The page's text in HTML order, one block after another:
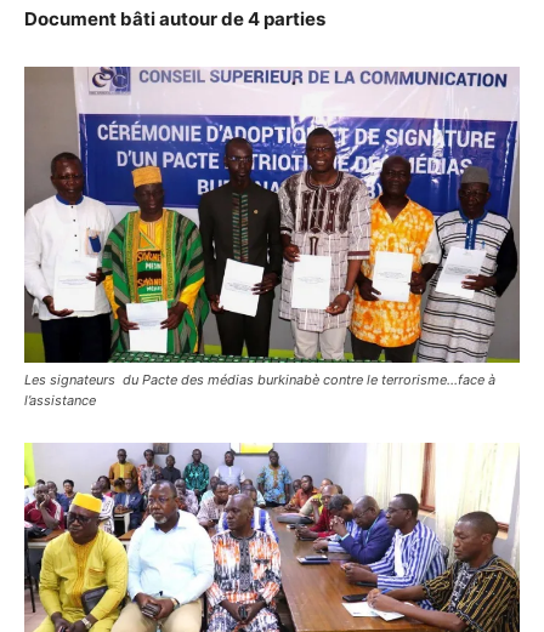
Document bâti autour de 4 parties
Les signateurs du Pacte des médias burkinabè contre le terrorisme…face à
l’assistance